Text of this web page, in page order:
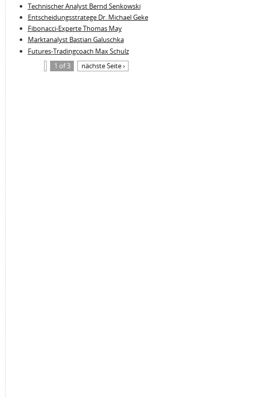
Technischer Analyst Bernd Senkowski
Entscheidungsstratege Dr. Michael Geke
Fibonacci-Experte Thomas May
Marktanalyst Bastian Galuschka
Futures-Tradingcoach Max Schulz
1 of 3
nächste Seite ›